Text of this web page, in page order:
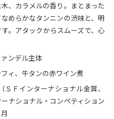
、カラメルの香り。まとまった
めらかなタンニンの渋味と、明
。アタックからスムーズで、心
ンデル主体
ィ、牛タンの赤ワイン煮
ＳＦインターナショナル金賞、
ナショナル・コンペティション